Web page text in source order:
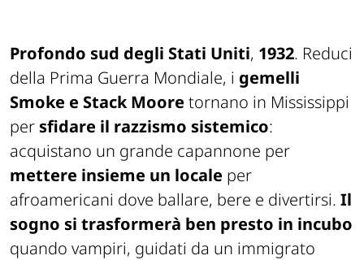
Profondo sud degli Stati Uniti, 1932. Reduci
della Prima Guerra Mondiale, i gemelli
Smoke e Stack Moore tornano in Mississippi
per sfidare il razzismo sistemico:
acquistano un grande capannone per
mettere insieme un locale per
afroamericani dove ballare, bere e divertirsi. Il
sogno si trasformerà ben presto in incubo
quando vampiri, guidati da un immigrato